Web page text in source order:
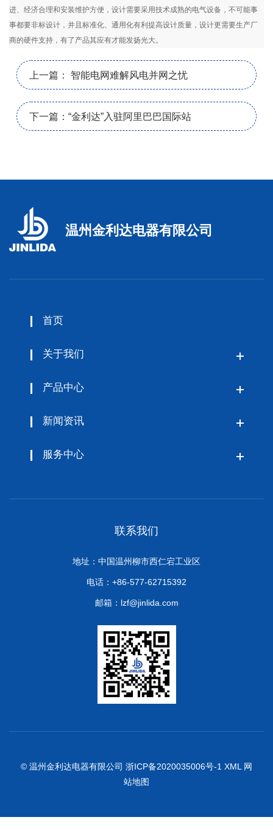
进、经济合理和安装维护方便，设计需要采用技术成熟的电气设备，不可能事
事都要非标设计，并且标准化、通用化有利提高设计质量，设计更需要生产厂
商的硬件支持，有了产品其应有才能发扬光大。
上一篇： 智能电网难解风电并网之忧
下一篇：“金利达”入驻阿里巴巴国际站
温州金利达电器有限公司
首页
关于我们
产品中心
新闻资讯
服务中心
联系我们
地址：中国温州柳市西仁宕工业区
电话：+86-577-62715392
邮箱：lzf@jinlida.com
© 温州金利达电器有限公司 浙ICP备2020035006号-1 XML 网
站地图